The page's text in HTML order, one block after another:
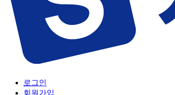
로그인
회원가입